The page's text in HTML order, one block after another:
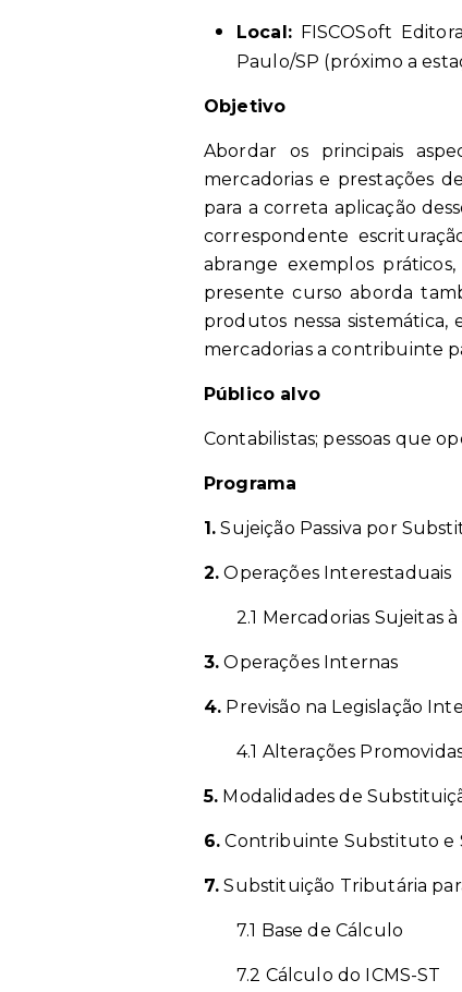
Local:FISCOSoft
Paulo/SP (próximo a
Objetivo
Abordar os principais
mercadorias e prestações
para a correta aplicação
correspondente
abrange exemplos
presente curso aborda
produtos nessa sistemática,
mercadorias a contribuinte
Público alvo
Contabilistas; pessoas que
Programa
1. Sujeição Passiva por
2. Operações Interestaduais
2.1 Mercadorias Sujeitas
3. Operações Internas
4. Previsão na Legislação
4.1 Alterações
5. Modalidades de
6. Contribuinte Substituto e
7. Substituição Tributária
7.1 Base de Cálculo
7.2 Cálculo do ICMS-ST